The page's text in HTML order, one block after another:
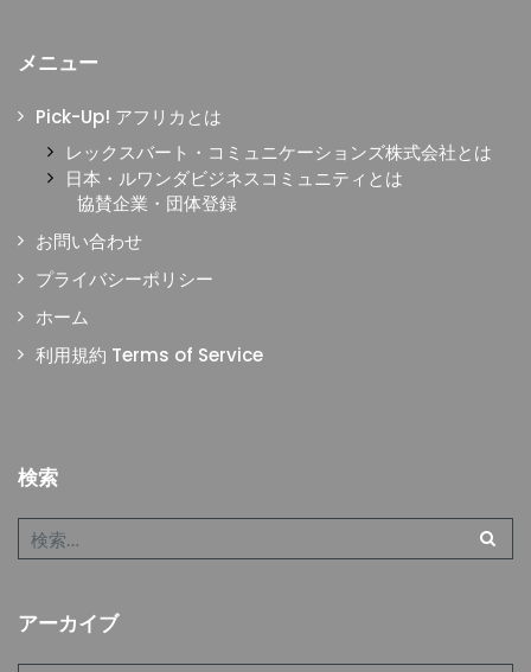
メニュー
Pick-Up! アフリカとは
レックスバート・コミュニケーションズ株式会社とは
日本・ルワンダビジネスコミュニティとは
協賛企業・団体登録
お問い合わせ
プライバシーポリシー
ホーム
利用規約 Terms of Service
検索
アーカイブ